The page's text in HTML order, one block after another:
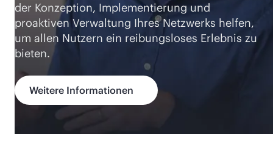
der Konzeption, Implementierung und
proaktiven Verwaltung Ihres Netzwerks helfen,
um allen Nutzern ein reibungsloses Erlebnis zu
bieten.
Weitere Informationen